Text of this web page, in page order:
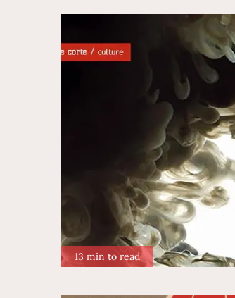
13 min to read